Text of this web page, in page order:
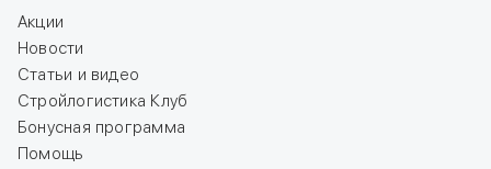
Акции
Новости
Статьи и видео
Стройлогистика Клуб
Бонусная программа
Помощь